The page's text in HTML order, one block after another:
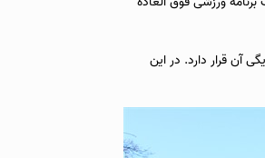
قرار دارد. در این